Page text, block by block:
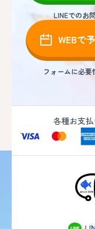
LINEでのお
WEBで
フォームに必要
各種お支